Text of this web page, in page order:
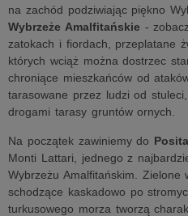
na zachód podziwiając piękno
Wybrzeże Amalfitańskie -
zatokach i fiordach, przeplatane
których wciąż można dostrzec
chroniące mieszkańców od
tarasowane przez ludzi od
drogami tarasy gruntów ornych.
Na początek zawiniemy do
Monti Lattari, jednego z
Wybrzeżu Amalfitańskim. Zielone
schodzące kaskadowo po
turkusowego morza tworzą